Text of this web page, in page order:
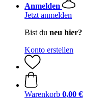
Anmelden
Jetzt anmelden
Bist du neu hier?
Konto erstellen
Warenkorb 0,00 €